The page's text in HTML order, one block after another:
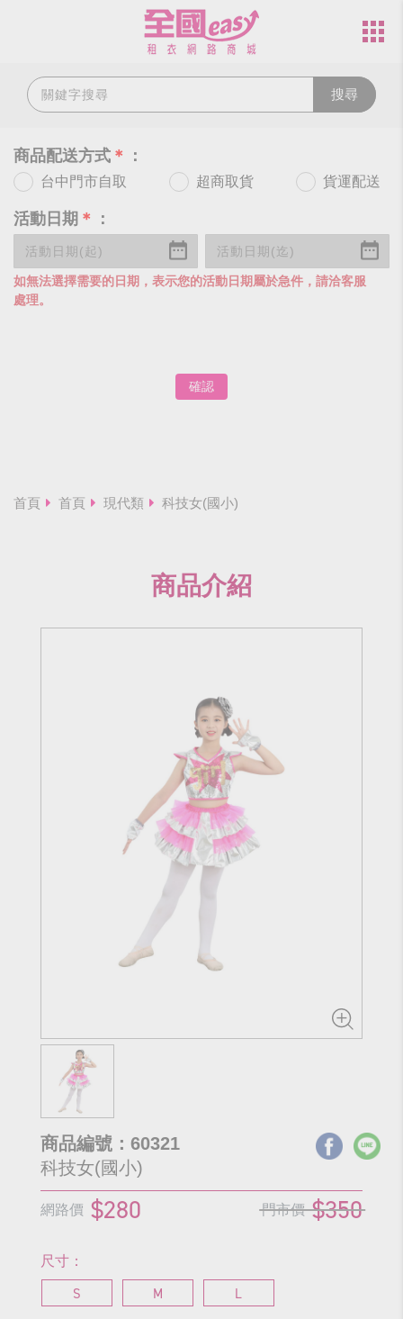
搜尋
商品配送方式 ＊ ：
台中門市自取 超商取貨 貨運配送
活動日期 ＊ ：
如無法選擇需要的日期，表示您的活動日期屬於急件，請洽客服
處理。
確認
首頁 首頁 現代類 科技女(國小)
商品介紹
商品編號：60321
科技女(國小)
網路價 $280 門市價 $350
尺寸：
S M L